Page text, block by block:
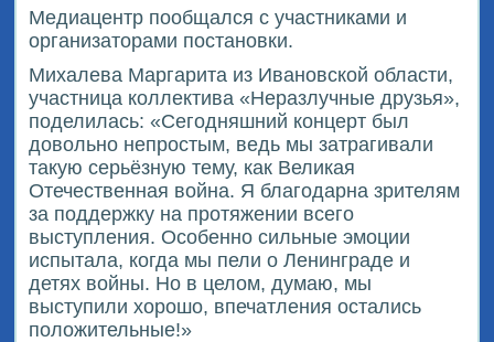
Медиацентр пообщался с участниками и
организаторами постановки.
Михалева Маргарита из Ивановской области,
участница коллектива «Неразлучные друзья»,
поделилась: «Сегодняшний концерт был
довольно непростым, ведь мы затрагивали
такую серьёзную тему, как Великая
Отечественная война. Я благодарна зрителям
за поддержку на протяжении всего
выступления. Особенно сильные эмоции
испытала, когда мы пели о Ленинграде и
детях войны. Но в целом, думаю, мы
выступили хорошо, впечатления остались
положительные!»